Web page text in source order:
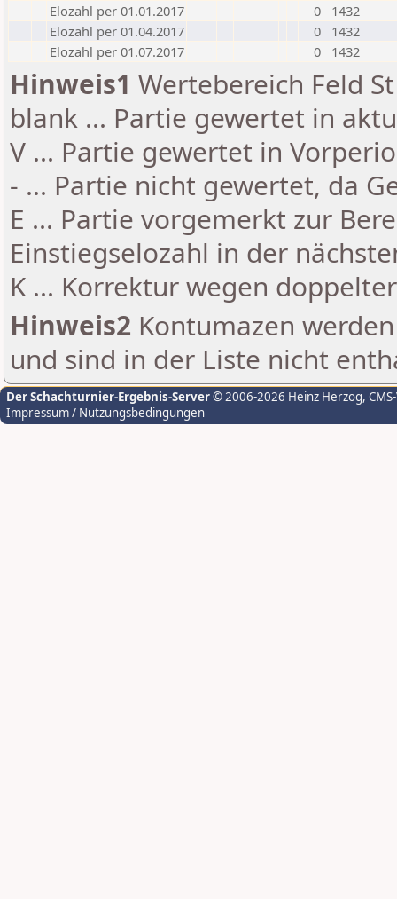
Elozahl per 01.01.2017
0
1432
Elozahl per 01.04.2017
0
1432
Elozahl per 01.07.2017
0 1432
Hinweis1 Wertebereich Feld
blank ... Partie gewertet in
V ... Partie gewertet in
- ... Partie nicht gewertet, da
E ... Partie vorgemerkt zur
Einstiegselozahl in der
K ... Korrektur wegen
Hinweis2 Kontumazen
und sind in der Liste nicht
Der Schachturnier-Ergebnis-Server© 2006-2026 Heinz Herzog,
Impressum / Nutzungsbedingungen